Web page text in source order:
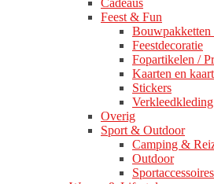
Feest & Fun
Bouwpakketten
Feestdecoratie
Fopartikelen /
Kaarten en
Stickers
Verkleedkleding
Overig
Sport & Outdoor
Camping &
Outdoor
Sportaccessoires